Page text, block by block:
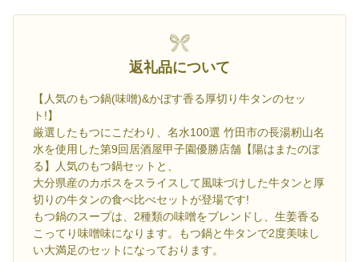
返礼品について
【人気のもつ鍋(味噌)&かぼす香る厚切り牛タンのセッ
ト!】
厳選したもつにこだわり、名水100選 竹田市の長湯籾山名
水を使用した第9回居酒屋甲子園優勝店舗【陽はまたのぼ
る】人気のもつ鍋セットと、
大分県産のカボスをスライスして風味づけした牛タンと厚
切りの牛タンの食べ比べセットが登場です!
もつ鍋のスープは、2種類の味噌をブレンドし、生姜香る
こってり味噌味になります。もつ鍋と牛タンで2度美味し
い大満足のセットになっております。